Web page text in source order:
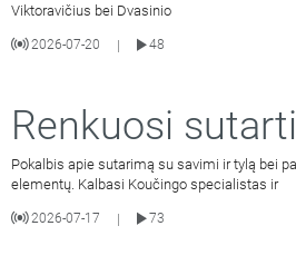
Viktoravičius bei Dvasinio
2026-07-20 |
48
Renkuosi sutarti
Pokalbis apie sutarimą su savimi ir tylą bei
elementų. Kalbasi Koučingo specialistas ir
2026-07-17 |
73